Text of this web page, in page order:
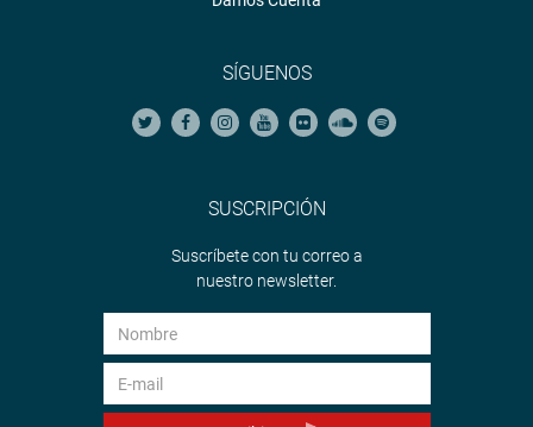
SÍGUENOS
SUSCRIPCIÓN
Suscríbete con tu correo a
nuestro newsletter.